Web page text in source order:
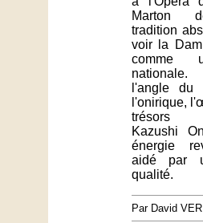
Marton
tradition
voir la
comme
l'angle du
l'onirique,
trésors
Kazushi
énergie
aidé par
qualité.
Par David